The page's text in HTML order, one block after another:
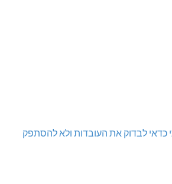
כדאי לבדוק את העובדות ולא להסתפק